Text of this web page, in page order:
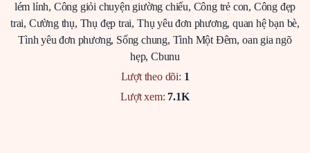
lém lỉnh, Công giỏi chuyện giường chiếu, Công trẻ con, Công đẹp
trai, Cường thụ, Thụ đẹp trai, Thụ yêu đơn phương, quan hệ bạn bè,
Tình yêu đơn phương, Sống chung, Tình Một Đêm, oan gia ngõ
hẹp, Cbunu
Lượt theo dõi: 1
Lượt xem: 7.1K